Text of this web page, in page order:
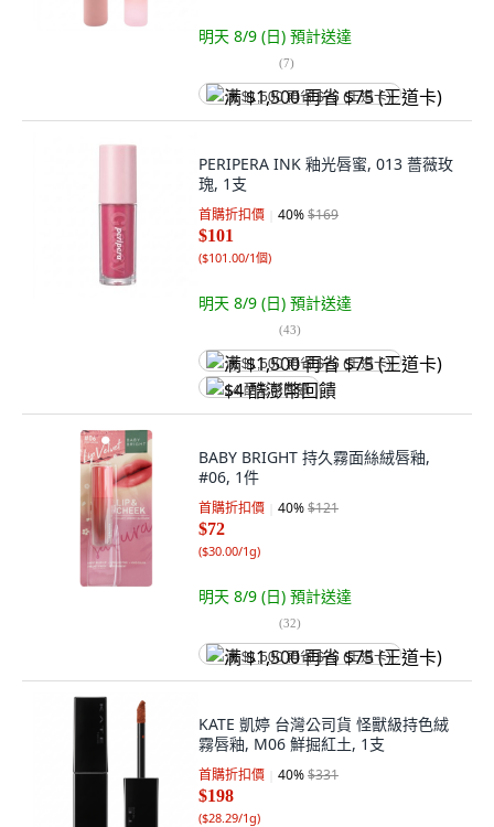
明天 8/9 (日) 預計送達
(7)
满 $1,500 再省 $75 (王道卡)
PERIPERA INK 釉光唇蜜, 013 薔薇玫
瑰, 1支
首購折扣價 40%$169
$101
($101.00/1個)
明天 8/9 (日) 預計送達
(43)
满 $1,500 再省 $75 (王道卡)
$4 酷澎幣回饋
BABY BRIGHT 持久霧面絲絨唇釉,
#06, 1件
首購折扣價 40%$121
$72
($30.00/1g)
明天 8/9 (日) 預計送達
(32)
满 $1,500 再省 $75 (王道卡)
KATE 凱婷 台灣公司貨 怪獸級持色絨
霧唇釉, M06 鮮掘紅土, 1支
首購折扣價 40%$331
$198
($28.29/1g)